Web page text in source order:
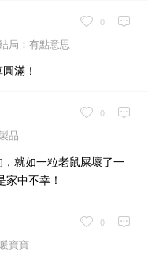
局：有點意思
0
滿！
品
0
就如一粒老鼠屎壞了一
中不幸！
寶寶
0